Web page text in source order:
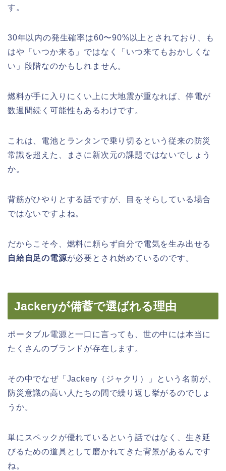
す。
30年以内の発生確率は60〜90%以上とされており、も
はや「いつか来る」ではなく「いつ来てもおかしくな
い」段階なのかもしれません。
燃料が手に入りにくい上に大地震が重なれば、停電が
数週間続く可能性もあるわけです。
これは、電池とランタンで乗り切るという従来の防災
常識を超えた、まさに新次元の課題ではないでしょう
か。
背筋がひやりとする話ですが、目をそらしている場合
ではないですよね。
だからこそ今、燃料に頼らず自分で電気を生み出せる
自給自足の電源が必要とされ始めているのです。
Jackeryが備蓄で選ばれる理由
ポータブル電源と一口に言っても、世の中には本当に
たくさんのブランドが存在します。
その中でなぜ「Jackery（ジャクリ）」という名前が、
防災意識の高い人たちの間で繰り返し挙がるのでしょ
うか。
単にスペックが優れているという話ではなく、生き延
びるための道具として磨かれてきた背景があるんです
ね。